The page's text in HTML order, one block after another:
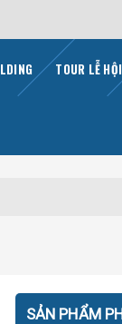
TOUR LỄ HỘI
SẢN PHẨM